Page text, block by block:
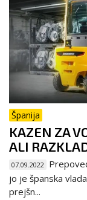
Španija
KAZEN ZA
ALI
07.09.2022
jo je španska
prejšn...